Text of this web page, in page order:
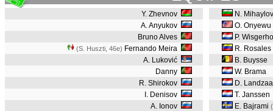
Y. Zhevnov
A. Anyukov
Bruno Alves
(S. Huszti, 46e) Fernando Meira
A. Luković
Danny
R. Shirokov
I. Denisov
A. Ionov
N. Mihaylov
O. Onyewu
P.
R. Rosales
B. Buysse
W. Brama
D.
T. Janssen
E. Bajrami